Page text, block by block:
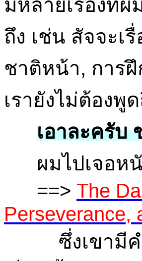
มีหลายเรื่องที่ผ
ถึง เช่น สัจจะเ
ชาติหน้า, การ
เรายังไม่ต้องพู
เอาละครับ
ผมไปเจอหนั
==> The
Perseverance,
ซึ่งเขามีค